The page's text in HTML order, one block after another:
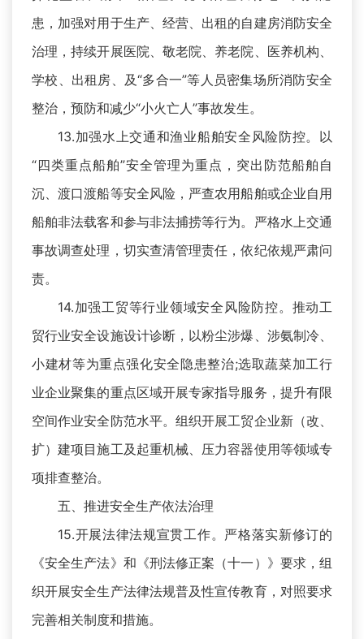
患，加强对用于生产、经营、出租的自建房消防安全
治理，持续开展医院、敬老院、养老院、医养机构、
学校、出租房、及“多合一”等人员密集场所消防安全
整治，预防和减少“小火亡人”事故发生。
13.加强水上交通和渔业船舶安全风险防控。以
“四类重点船舶”安全管理为重点，突出防范船舶自
沉、渡口渡船等安全风险，严查农用船舶或企业自用
船舶非法载客和参与非法捕捞等行为。严格水上交通
事故调查处理，切实查清管理责任，依纪依规严肃问
责。
14.加强工贸等行业领域安全风险防控。推动工
贸行业安全设施设计诊断，以粉尘涉爆、涉氨制冷、
小建材等为重点强化安全隐患整治;选取蔬菜加工行
业企业聚集的重点区域开展专家指导服务，提升有限
空间作业安全防范水平。组织开展工贸企业新（改、
扩）建项目施工及起重机械、压力容器使用等领域专
项排查整治。
五、推进安全生产依法治理
15.开展法律法规宣贯工作。严格落实新修订的
《安全生产法》和《刑法修正案（十一）》要求，组
织开展安全生产法律法规普及性宣传教育，对照要求
完善相关制度和措施。